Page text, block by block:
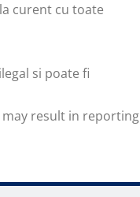
curent cu toate
si poate fi
result in reporting